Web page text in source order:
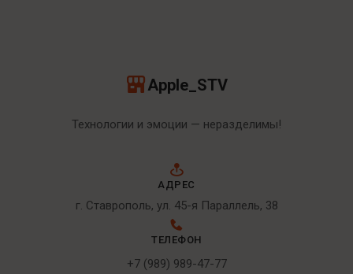
Apple_STV
Технологии и эмоции — неразделимы!
АДРЕС
г. Ставрополь, ул. 45-я Параллель, 38
ТЕЛЕФОН
+7 (989) 989-47-77